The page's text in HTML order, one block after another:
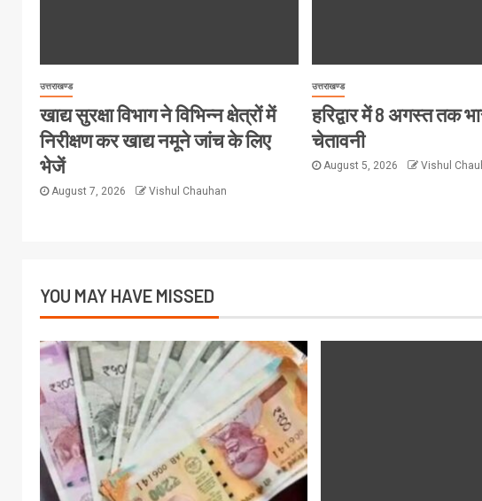
उत्तराखण्ड
खाद्य सुरक्षा विभाग ने विभिन्न क्षेत्रों में
निरीक्षण कर खाद्य नमूने जांच के लिए
भेजें
August 7, 2026 Vishul Chauhan
उत्तराखण्ड
हरिद्वार में 8 अगस्त तक
चेतावनी
August 5, 2026 Vishul
YOU MAY HAVE MISSED